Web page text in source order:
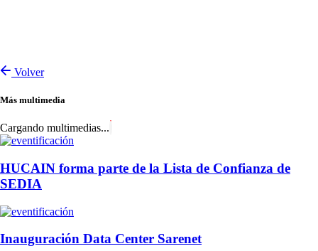
Volver
Más multimedia
Cargando multimedias...
HUCAIN forma parte de la Lista de Confianza de
SEDIA
Inauguración Data Center Sarenet